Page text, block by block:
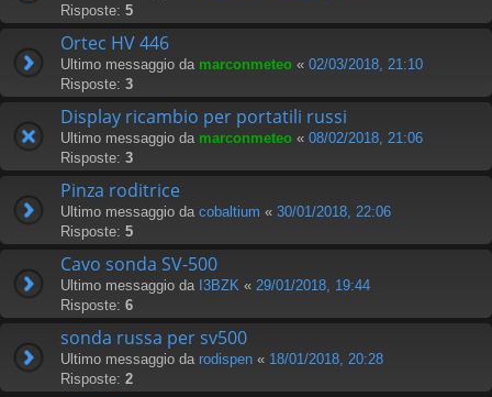
Risposte: 5
Ortec HV 446
Ultimo messaggio da marconmeteo « 02/03/2018, 21:10
Risposte: 3
Display ricambio per portatili russi
Ultimo messaggio da marconmeteo « 08/02/2018, 21:06
Risposte: 3
Pinza roditrice
Ultimo messaggio da cobaltium « 30/01/2018, 22:06
Risposte: 5
Cavo sonda SV-500
Ultimo messaggio da I3BZK « 29/01/2018, 19:44
Risposte: 6
sonda russa per sv500
Ultimo messaggio da rodispen « 18/01/2018, 20:28
Risposte: 2